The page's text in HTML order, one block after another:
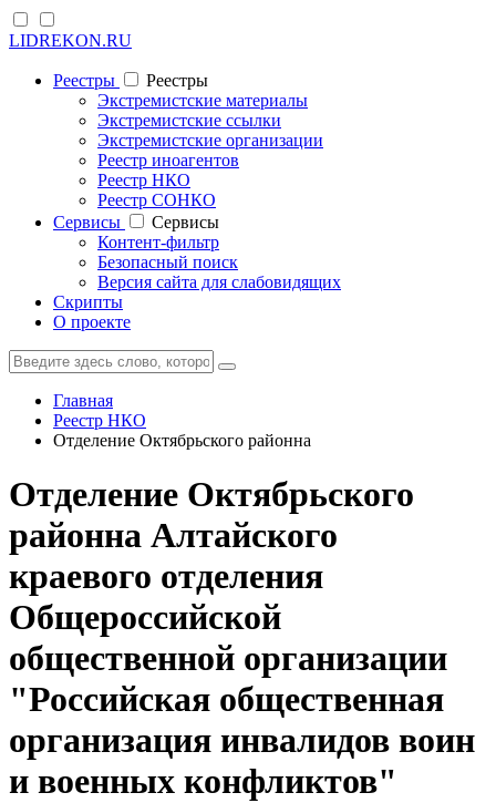
LIDREKON.RU
Реестры
Реестры
Экстремистские материалы
Экстремистские ссылки
Экстремистские организации
Реестр иноагентов
Реестр НКО
Реестр СОНКО
Cервисы
Cервисы
Контент-фильтр
Безопасный поиск
Версия сайта для слабовидящих
Скрипты
О проекте
Главная
Реестр НКО
Отделение Октябрьского районна
Отделение Октябрьского
районна Алтайского
краевого отделения
Общероссийской
общественной организации
"Российская общественная
организация инвалидов воин
и военных конфликтов"